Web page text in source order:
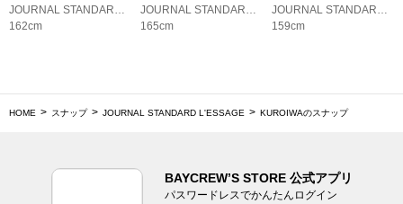
162cm
165cm
159cm
HOME スナップ JOURNAL STANDARD L'ESSAGE KUROIWAのスナップ
BAYCREW’S STORE 公式アプリ
パスワードレスでかんたんログイン